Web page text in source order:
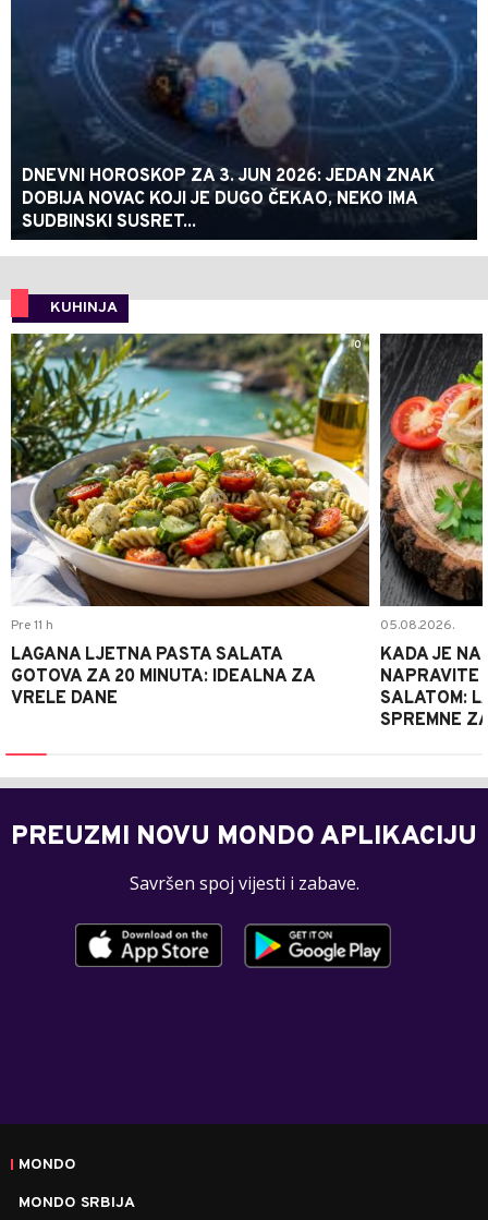
DNEVNI HOROSKOP ZA 3. JUN 2026: JEDAN ZNAK
DOBIJA NOVAC KOJI JE DUGO ČEKAO, NEKO IMA
SUDBINSKI SUSRET...
KUHINJA
0
Pre 11 h
LAGANA LJETNA PASTA SALATA
GOTOVA ZA 20 MINUTA: IDEALNA ZA
VRELE DANE
05.08.2026.
KADA JE
NAPRAVITE
SALATOM:
SPREMNE
PREUZMI NOVU MONDO APLIKACIJU
Savršen spoj vijesti i zabave.
MONDO
MONDO SRBIJA